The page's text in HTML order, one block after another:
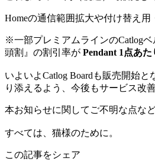
Homeの通信範囲拡大や付け替え用
※一部プレミアムラインのCatlog
頭割』の割引率が Pendant 1点あた
いよいよCatlog Boardも販売開始
り添えるよう、今後もサービス改
本お知らせに関してご不明な点な
すべては、猫様のために。
この記事をシェア